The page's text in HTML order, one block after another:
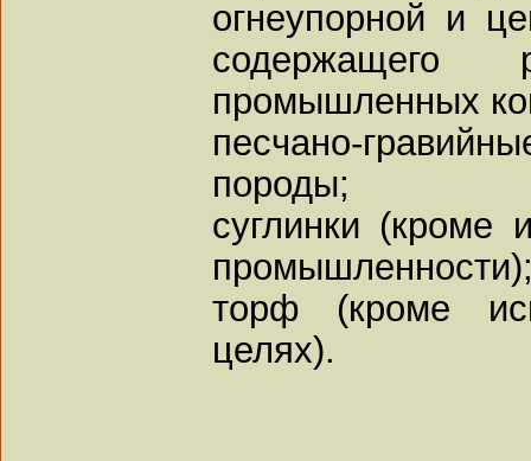
огнеупорной и
промышленных
песчано-
породы;
суглинки (кроме
торф (кроме
целях).